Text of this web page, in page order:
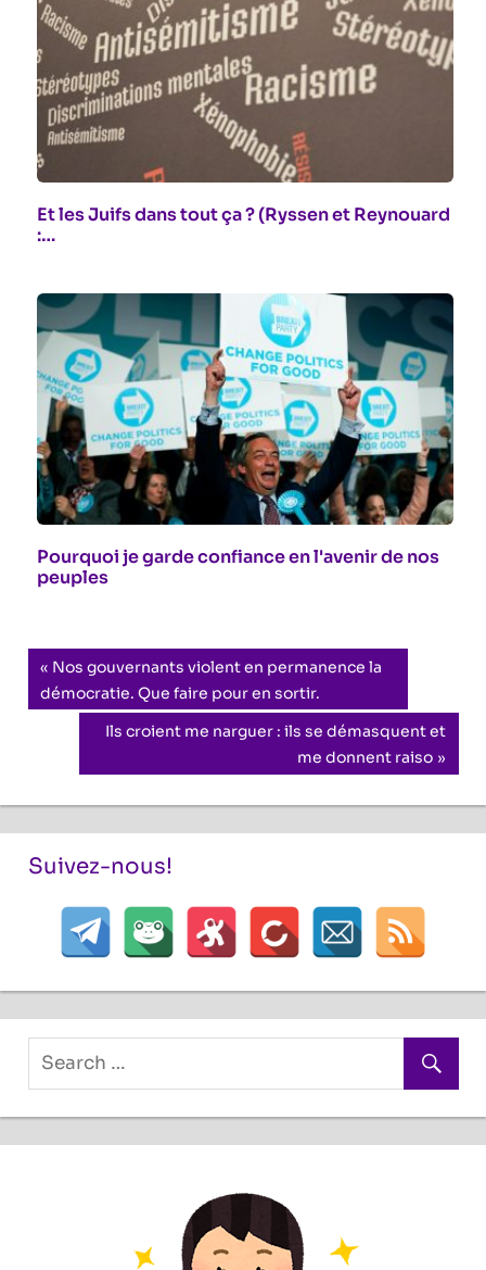
Et les Juifs dans tout ça ? (Ryssen et Reynouard
:…
Pourquoi je garde confiance en l'avenir de nos
peuples
Navigation
de
Previous
Post:
Nos gouvernants violent en permanence la
démocratie. Que faire pour en sortir.
Next
Ils croient me narguer : ils se démasquent et
me donnent raiso
Suivez-nous!